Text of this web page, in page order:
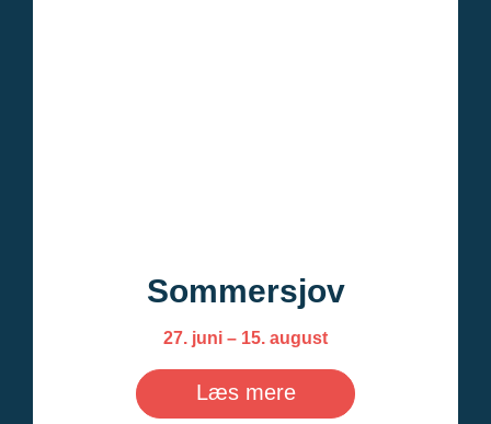
Sommersjov
27. juni – 15. august
Læs mere